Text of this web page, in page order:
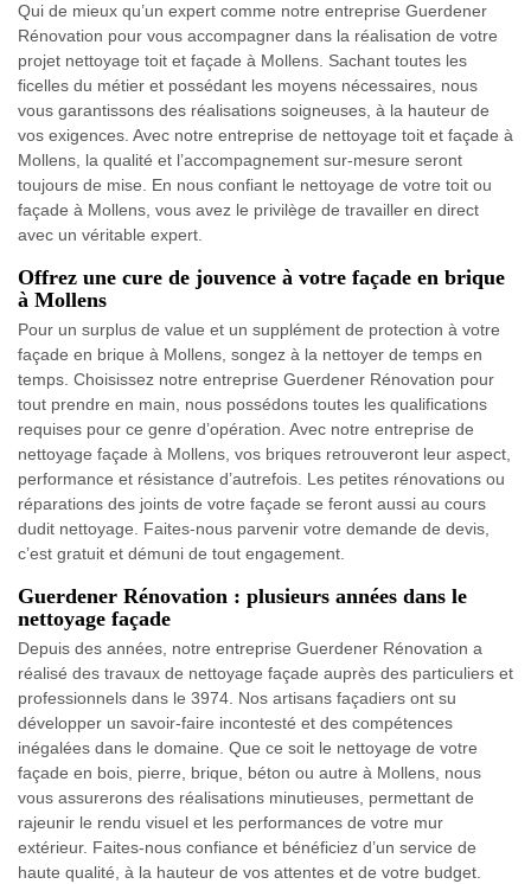
Qui de mieux qu’un expert comme notre entreprise Guerdener
Rénovation pour vous accompagner dans la réalisation de votre
projet nettoyage toit et façade à Mollens. Sachant toutes les
ficelles du métier et possédant les moyens nécessaires, nous
vous garantissons des réalisations soigneuses, à la hauteur de
vos exigences. Avec notre entreprise de nettoyage toit et façade à
Mollens, la qualité et l’accompagnement sur-mesure seront
toujours de mise. En nous confiant le nettoyage de votre toit ou
façade à Mollens, vous avez le privilège de travailler en direct
avec un véritable expert.
Offrez une cure de jouvence à votre façade en brique
à Mollens
Pour un surplus de value et un supplément de protection à votre
façade en brique à Mollens, songez à la nettoyer de temps en
temps. Choisissez notre entreprise Guerdener Rénovation pour
tout prendre en main, nous possédons toutes les qualifications
requises pour ce genre d’opération. Avec notre entreprise de
nettoyage façade à Mollens, vos briques retrouveront leur aspect,
performance et résistance d’autrefois. Les petites rénovations ou
réparations des joints de votre façade se feront aussi au cours
dudit nettoyage. Faites-nous parvenir votre demande de devis,
c’est gratuit et démuni de tout engagement.
Guerdener Rénovation : plusieurs années dans le
nettoyage façade
Depuis des années, notre entreprise Guerdener Rénovation a
réalisé des travaux de nettoyage façade auprès des particuliers et
professionnels dans le 3974. Nos artisans façadiers ont su
développer un savoir-faire incontesté et des compétences
inégalées dans le domaine. Que ce soit le nettoyage de votre
façade en bois, pierre, brique, béton ou autre à Mollens, nous
vous assurerons des réalisations minutieuses, permettant de
rajeunir le rendu visuel et les performances de votre mur
extérieur. Faites-nous confiance et bénéficiez d’un service de
haute qualité, à la hauteur de vos attentes et de votre budget.